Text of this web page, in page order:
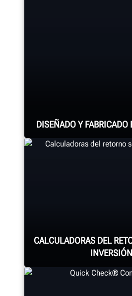
DISEÑADO Y FABRICADO
ensamblaje
CALCULADORAS DEL
INVERSIÓN